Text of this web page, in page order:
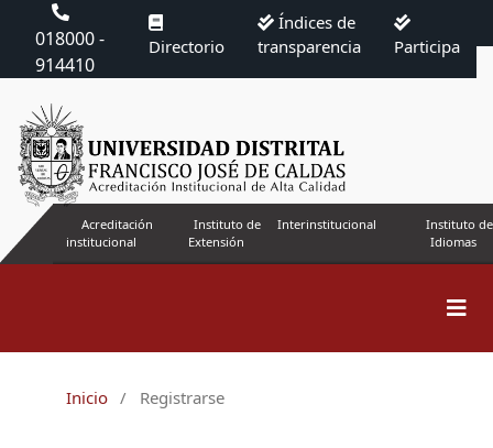
018000 -
914410
Directorio
Índices de
transparencia
Participa
Acreditación
institucional
Instituto de
Extensión
Interinstitucional
Instituto de
Idiomas
Inicio / Registrarse